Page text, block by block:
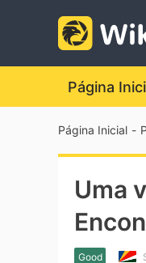
Página
Página Inicial -
Uma
Good